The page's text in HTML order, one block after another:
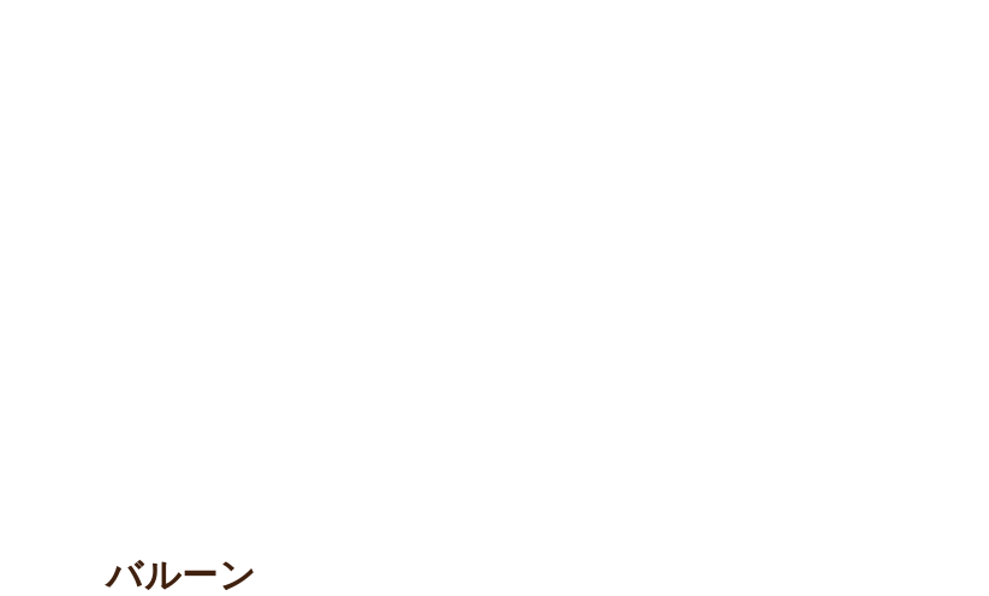
バルーン